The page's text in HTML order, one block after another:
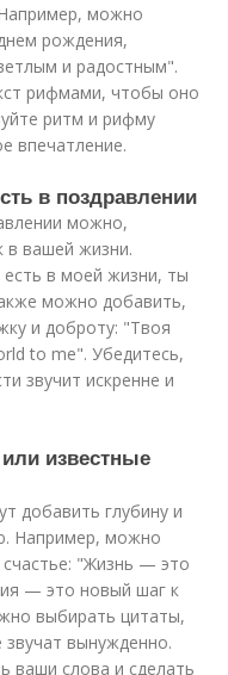
можно
рождения,
и радостным".
рифмами, чтобы оно
ритм и рифму
впечатление.
в поздравлении
можно,
в вашей жизни.
в моей жизни, ты
можно добавить,
и доброту: "Твоя
to me". Убедитесь,
звучит искренне и
известные
добавить глубину и
Например, можно
"Жизнь — это
— это новый шаг к
выбирать цитаты,
звучат вынужденно.
ваши слова и сделать